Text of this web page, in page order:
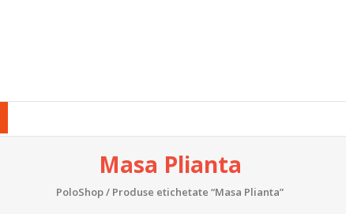
Masa Plianta
PoloShop/ Produse etichetate “Masa Plianta”